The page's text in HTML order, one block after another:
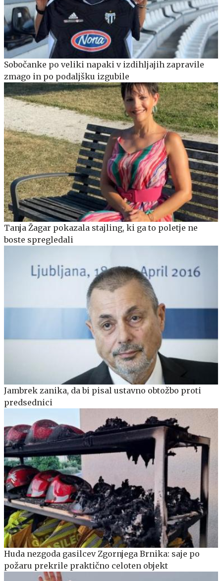
Sobočanke po veliki napaki v izdihljajih zapravile
zmago in po podaljšku izgubile
Tanja Žagar pokazala stajling, ki ga to poletje ne
boste spregledali
Jambrek zanika, da bi pisal ustavno obtožbo proti
predsednici
Huda nezgoda gasilcev Zgornjega Brnika: saje po
požaru prekrile praktično celoten objekt